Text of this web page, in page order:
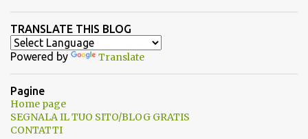
TRANSLATE THIS BLOG
Powered by Translate
Pagine
Home page
SEGNALA IL TUO SITO/BLOG GRATIS
CONTATTI